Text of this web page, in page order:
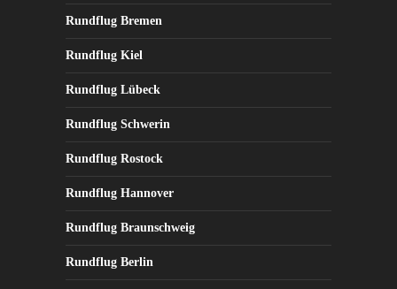
Rundflug Bremen
Rundflug Kiel
Rundflug Lübeck
Rundflug Schwerin
Rundflug Rostock
Rundflug Hannover
Rundflug Braunschweig
Rundflug Berlin